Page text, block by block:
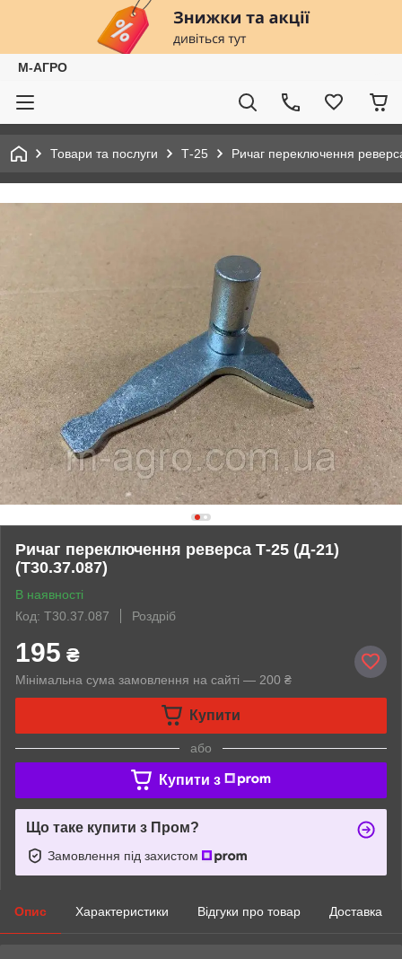
М-АГРО
Товари та послуги Т-25 Ричаг переключення
Ричаг переключення реверса Т-25 (Д-21)
(Т30.37.087)
В наявності
Код: Т30.37.087
Роздріб
195 ₴
Мінімальна сума замовлення на сайті — 200 ₴
Купити
або
Купити з
Що таке купити з Пром?
Замовлення під захистом
Опис Характеристики Відгуки про товар Доставка